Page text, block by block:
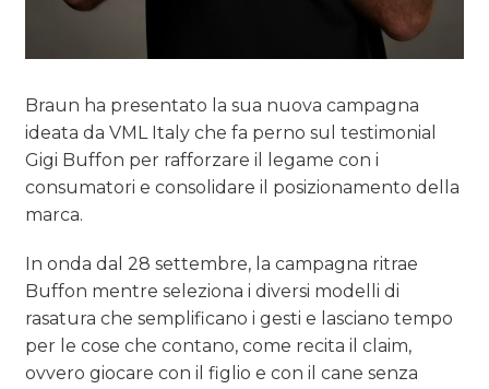
Braun ha presentato la sua nuova campagna
ideata da VML Italy che fa perno sul testimonial
Gigi Buffon per rafforzare il legame con i
consumatori e consolidare il posizionamento della
marca.
In onda dal 28 settembre, la campagna ritrae
Buffon mentre seleziona i diversi modelli di
rasatura che semplificano i gesti e lasciano tempo
per le cose che contano, come recita il claim,
ovvero giocare con il figlio e con il cane senza